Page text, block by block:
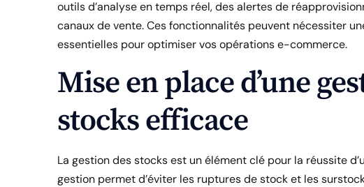
outils d’analyse en temps réel, des alertes de
canaux de vente. Ces fonctionnalités peuvent nécessiter
essentielles pour optimiser vos opérations e-commerce.
Mise en place d’une
stocks efficace
La gestion des stocks est un élément clé pour la réussite
gestion permet d’éviter les ruptures de stock et les